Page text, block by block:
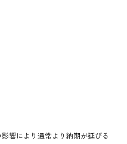
響により通常より納期が延びる